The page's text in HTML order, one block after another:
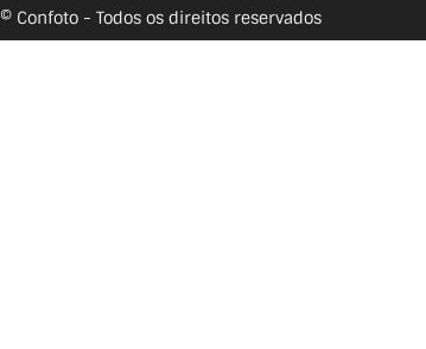
© Confoto - Todos os direitos reservados